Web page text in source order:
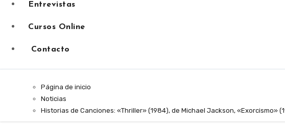
Entrevistas
Cursos Online
Contacto
Página de inicio
Noticias
Historias de Canciones: «Thriller» (1984), de Michael Jackson, «Exorcismo»